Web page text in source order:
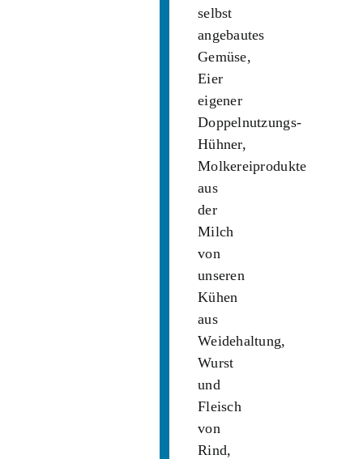
selbst
angebautes
Gemüse,
Eier
eigener
Doppelnutzungs-
Hühner,
Molkereiprodukte
aus
der
Milch
von
unseren
Kühen
aus
Weidehaltung,
Wurst
und
Fleisch
von
Rind,